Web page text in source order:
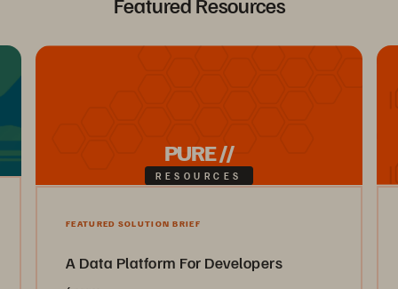
PURE //
RESOURCES
FEATURED SOLUTION BRIEF
A Data Platform For Developers